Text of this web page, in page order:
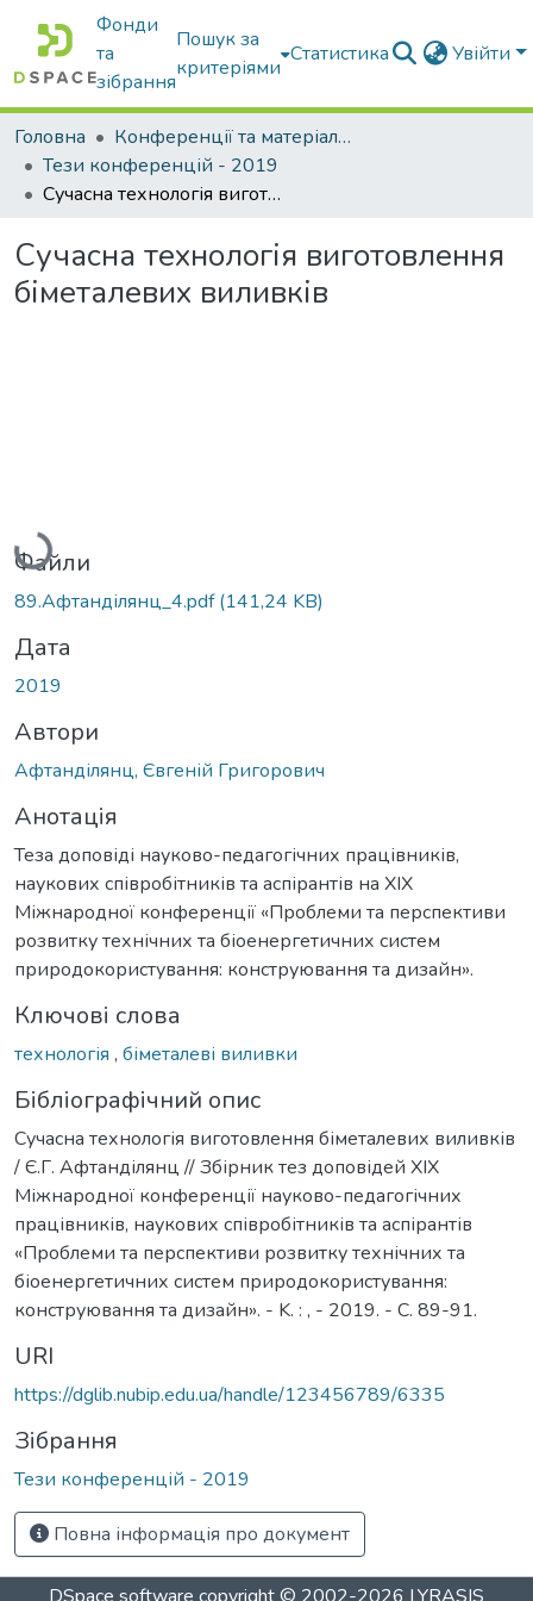
Фонди
та
зібрання
Пошук за
критеріями
Статистика Увійти
Головна
Конференції та матеріали конференцій
Тези конференцій - 2019
Сучасна технологія виготовлення біметалевих виливків
Сучасна технологія виготовлення
біметалевих виливків
Вантажиться...
Файли
89.Афтанділянц_4.pdf(141,24 KB)
Дата
2019
Автори
Афтанділянц, Євгеній Григорович
Анотація
Теза доповіді науково-педагогічних працівників,
наукових співробітників та аспірантів на XIX
Міжнародної конференції «Проблеми та перспективи
розвитку технічних та біоенергетичних систем
природокористування: конструювання та дизайн».
Ключові слова
технологія , біметалеві виливки
Бібліографічний опис
Сучасна технологія виготовлення біметалевих виливків
/ Є.Г. Афтанділянц // Збірник тез доповідей XIX
Міжнародної конференції науково-педагогічних
працівників, наукових співробітників та аспірантів
«Проблеми та перспективи розвитку технічних та
біоенергетичних систем природокористування:
конструювання та дизайн». - K. : , - 2019. - С. 89-91.
URI
https://dglib.nubip.edu.ua/handle/123456789/6335
Зібрання
Тези конференцій - 2019
Повна інформація про документ